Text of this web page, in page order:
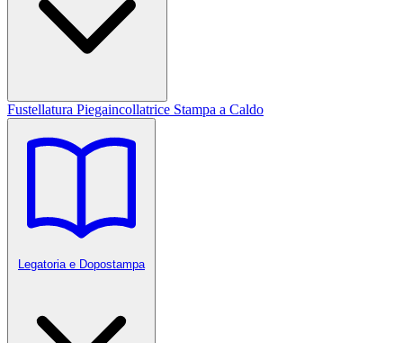
Fustellatura Piegaincollatrice Stampa a Caldo
Legatoria e Dopostampa